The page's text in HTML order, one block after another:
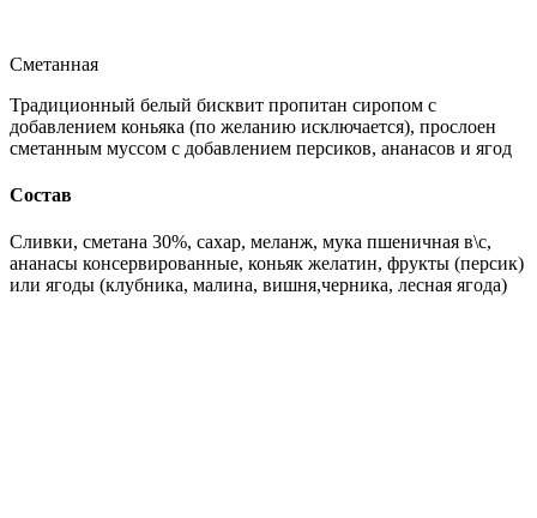
Сметанная
Традиционный белый бисквит пропитан сиропом с
добавлением коньяка (по желанию исключается), прослоен
сметанным муссом с добавлением персиков, ананасов и ягод
Состав
Сливки, сметана 30%, сахар, меланж, мука пшеничная в\с,
ананасы консервированные, коньяк желатин, фрукты (персик)
или ягоды (клубника, малина, вишня,черника, лесная ягода)